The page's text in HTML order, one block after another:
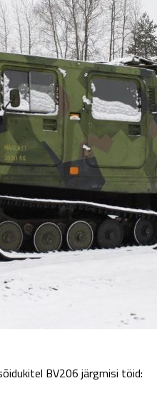
BV206 järgmisi töid: